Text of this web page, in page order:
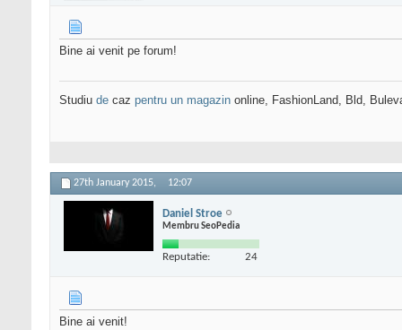
Bine ai venit pe forum!
Studiu de caz pentru un magazin online, FashionLand, Bld,
27th January 2015, 12:07
Daniel Stroe
Membru SeoPedia
Reputatie: 24
Bine ai venit!